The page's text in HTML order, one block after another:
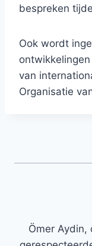
bespreken
Ook wordt
van
Organisatie
Ömer Aydin,